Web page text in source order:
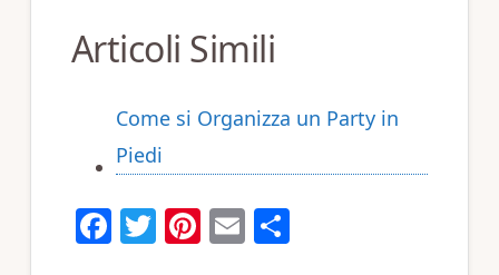
Articoli Simili
Come si Organizza un Party in
Piedi
F T Pi E C